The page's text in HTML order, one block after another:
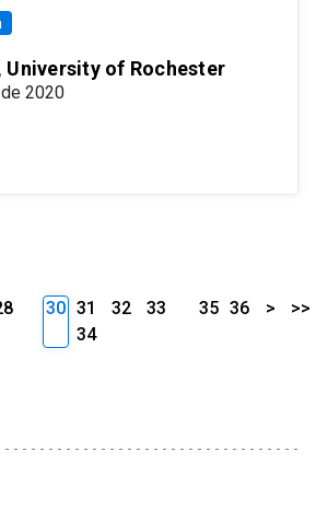
University of Rochester
2020
30 31 32
33
34
35 36 > >>